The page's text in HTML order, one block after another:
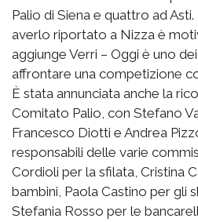
Palio di Siena e quattro ad
averlo riportato a Nizza è
aggiunge Verri – Oggi è uno
affrontare una competizione
È stata annunciata anche la
Comitato Palio, con Stefano
Francesco Diotti e Andrea
responsabili delle varie
Cordioli per la sfilata, Cristina
bambini, Paola Castino per gli
Stefania Rosso per le